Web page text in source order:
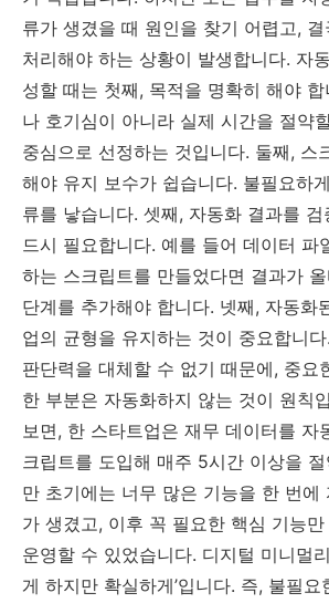
류가 생겼을 때 원인을 찾기 어렵고,
처리해야 하는 상황이 발생합니다. 자
성할 때는 첫째, 목적을 명확히 해야
나 호기심이 아니라 실제 시간을 절약
중심으로 선정하는 것입니다. 둘째, 스
해야 유지 보수가 쉽습니다. 불필요하
류를 낳습니다. 셋째, 자동화 결과를
드시 필요합니다. 예를 들어 데이터 파
하는 스크립트를 만들었다면 결과가
단계를 추가해야 합니다. 넷째, 자동화
업의 균형을 유지하는 것이 중요합니
판단력을 대체할 수 없기 때문에, 중요
한 부분은 자동화하지 않는 것이 원칙
보면, 한 스타트업은 재무 데이터를 자
크립트를 도입해 매주 5시간 이상을
만 초기에는 너무 많은 기능을 한 번에
가 생겼고, 이후 꼭 필요한 핵심 기능
운영할 수 있었습니다. 디지털 미니멀
게 하지만 확실하게’입니다. 즉, 불필